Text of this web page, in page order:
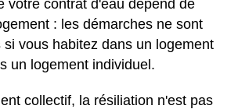
votre contrat d'eau dépend de
: les démarches ne sont
si vous habitez dans un logement
un logement individuel.
collectif, la résiliation n'est pas